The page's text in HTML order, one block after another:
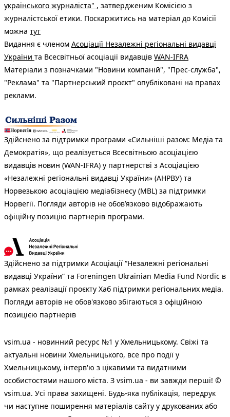
українського журналіста" , затвердженим Комісією з
журналістської етики. Поскаржитись на матеріал до Комісії
можна тут
Видання є членом Асоціації Незалежні регіональні видавці
України та Всесвітньої асоціації видавців WAN-IFRA
Матеріали з позначками "Новини компаній", "Прес-служба",
"Реклама" та "Партнерський проєкт" опубліковані на правах
реклами.
Здійснено за підтримки програми «Сильніші разом: Медіа та
Демократія», що реалізується Всесвітньою асоціацією
видавців новин (WAN-IFRA) у партнерстві з Асоціацією
«Незалежні регіональні видавці України» (АНРВУ) та
Норвезькою асоціацією медіабізнесу (MBL) за підтримки
Норвегії. Погляди авторів не обов’язково відображають
офіційну позицію партнерів програми.
Здійснено за підтримки Асоціації “Незалежні регіональні
видавці України” та Foreningen Ukrainian Media Fund Nordic в
рамках реалізації проєкту Хаб підтримки регіональних медіа.
Погляди авторів не обов'язково збігаються з офіційною
позицією партнерів
vsim.ua - новинний ресурс №1 у Хмельницькому. Свіжі та
актуальні новини Хмельницького, все про події у
Хмельницькому, інтерв'ю з цікавими та видатними
особистостями нашого міста. З vsim.ua - ви завжди перші! ©
vsim.ua. Усі права захищені. Будь-яка публiкацiя, передрук
чи наступне поширення матеріалів сайту у друкованих або